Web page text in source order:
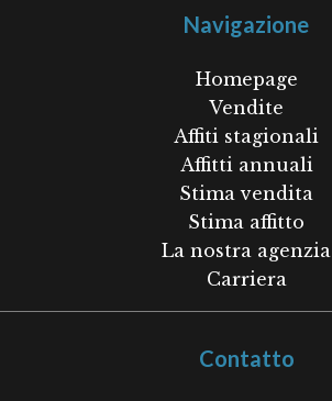
Navigazione
Homepage
Vendite
Affiti stagionali
Affitti annuali
Stima vendita
Stima affitto
La nostra agenzia
Carriera
Contatto